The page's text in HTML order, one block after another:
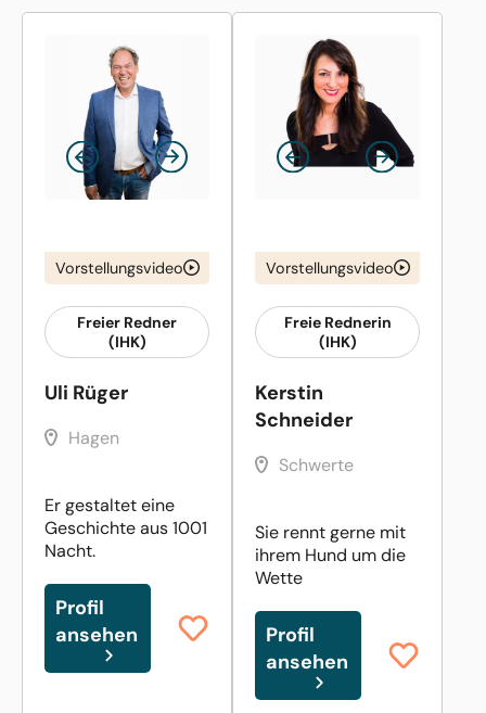
Vorstellungsvideo
Freier Redner
(IHK)
Uli Rüger
Hagen
Er gestaltet eine
Geschichte aus 1001
Nacht.
Profil
ansehen
Vorstellungsvideo
Freie Rednerin
(IHK)
Kerstin
Schneider
Schwerte
Sie rennt gerne mit
ihrem Hund um die
Wette
Profil
ansehen